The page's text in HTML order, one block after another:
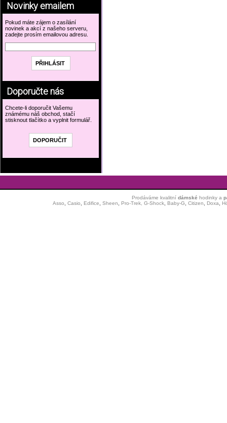
Novinky emailem
Pokud máte zájem o zasílání
novinek a akcí z našeho serveru,
zadejte prosím emailovou adresu.
Doporučte nás
Chcete-li doporučit Vašemu
známému náš obchod, stačí
stisknout tlačítko a vyplnit formulář.
Prodáváme kvalitní dámské hodinkya
Asso
Casio Edifice Sheen Pro-Trek, G-Shock, Baby-G Citizen Doxa